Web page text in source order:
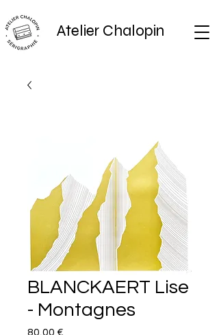
Atelier Chalopin
BLANCKAERT Lise
- Montagnes
80,00 €